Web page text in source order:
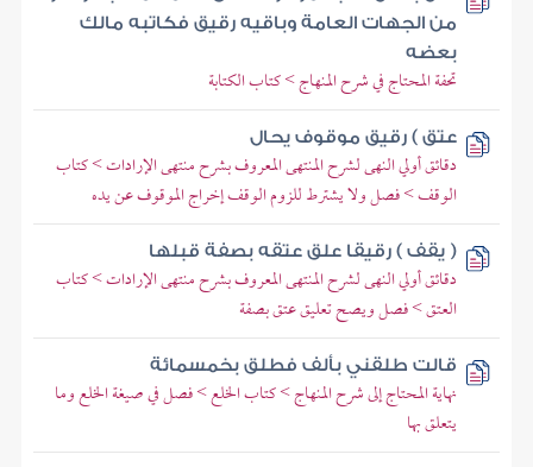
من الجهات العامة وباقيه رقيق فكاتبه مالك
بعضه
تحفة المحتاج في شرح المنهاج > كتاب الكتابة
عتق ) رقيق موقوف يحال
دقائق أولي النهى لشرح المنتهى المعروف بشرح منتهى الإرادات > كتاب
الوقف > فصل ولا يشترط للزوم الوقف إخراج الموقوف عن يده
( يقف ) رقيقا علق عتقه بصفة قبلها
دقائق أولي النهى لشرح المنتهى المعروف بشرح منتهى الإرادات > كتاب
العتق > فصل ويصح تعليق عتق بصفة
قالت طلقني بألف فطلق بخمسمائة
نهاية المحتاج إلى شرح المنهاج > كتاب الخلع > فصل في صيغة الخلع وما
يتعلق بها